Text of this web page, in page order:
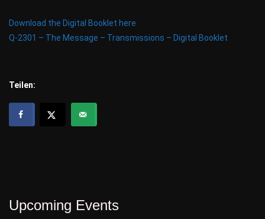
Download the Digital Booklet here
Q-2301 – The Message – Transmissions – Digital Booklet
Teilen:
Upcoming Events